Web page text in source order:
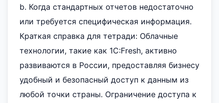
b. Когда стандартных отчетов недостаточно
или требуется специфическая информация.
Краткая справка для тетради: Облачные
технологии, такие как 1С:Fresh, активно
развиваются в России, предоставляя бизнесу
удобный и безопасный доступ к данным из
любой точки страны. Ограничение доступа к